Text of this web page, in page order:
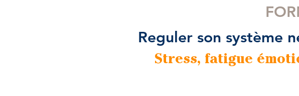
Reguler son système
Stress, fatigue